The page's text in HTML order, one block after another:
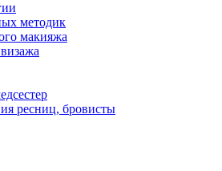
методик
макияжа
ресниц, бровисты